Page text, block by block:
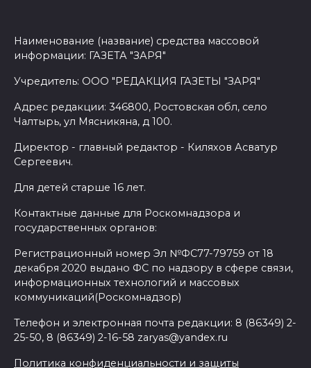
Наименование (название) средства массовой
информации: ГАЗЕТА "ЗАРЯ"
Учредитель: ООО "РЕДАКЦИЯ ГАЗЕТЫ "ЗАРЯ"
Адрес редакции: 346800, Ростовская обл, село
Чалтырь, ул Мясникяна, д 100.
Директор - главный редактор - Киляхов Асватур
Сергеевич.
Для детей старше 16 лет.
Контактные данные для Роскомнадзора и
государственных органов:
Регистрационный номер Эл №ФС77-79759 от 18
декабря 2020 выдано ФС по надзору в сфере связи,
информационных технологий и массовых
коммуникаций(Роскомнадзор)
Телефон и электронная почта редакции: 8 (86349) 2-
25-50, 8 (86349) 2-16-58 zaryas@yandex.ru
Политика конфиденциальности и защиты